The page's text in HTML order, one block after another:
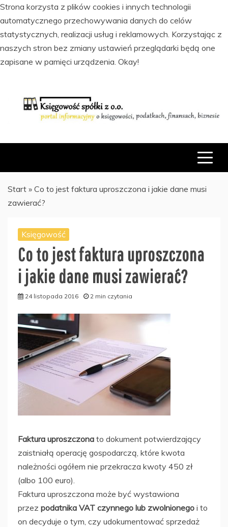
Strona korzysta z plików cookies i innych technologii
automatycznego przechowywania danych do celów
statystycznych, realizacji usług i reklamowych. Korzystając z
naszych stron bez zmiany ustawień przeglądarki będą one
zapisane w pamięci urządzenia. Okay!
FINANSACH I BIZNESIE
Start » Co to jest faktura uproszczona i jakie dane musi
zawierać?
Księgowość
Co to jest faktura uproszczona
i jakie dane musi zawierać?
24 listopada 2016 2 min czytania
Faktura uproszczona to dokument potwierdzający
zaistniałą operację gospodarczą, które kwota
należności ogółem nie przekracza kwoty 450 zł
(albo 100 euro).
Faktura uproszczona może być wystawiona
przez podatnika VAT czynnego lub zwolnionego i to
on decyduje o tym, czy udokumentować sprzedaż